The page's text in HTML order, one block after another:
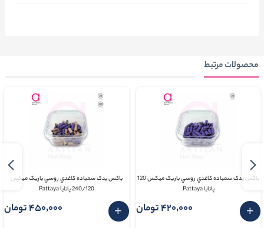
محصولات مرتبط
باکس یدک سمباده کاغذي روسي باریک میکس 120
پاتایا Pattaya
420٬000 تومان
باکس یدک سمباده کاغذي روسي باریک میکس
240/120 پاتایا Pattaya
450٬000 تومان